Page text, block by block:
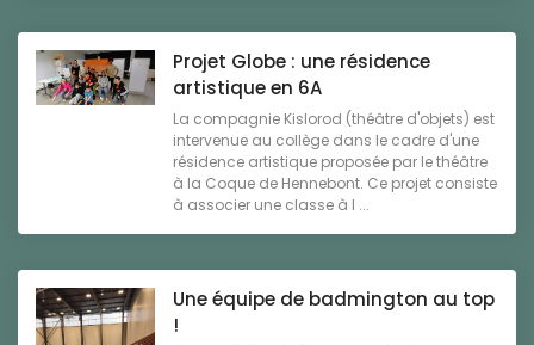
Projet Globe : une résidence
artistique en 6A
La compagnie Kislorod (théâtre d'objets) est
intervenue au collège dans le cadre d'une
résidence artistique proposée par le théâtre
à la Coque de Hennebont. Ce projet consiste
à associer une classe à l ...
Une équipe de badmington au top
!